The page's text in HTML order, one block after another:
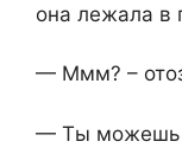
она лежала в
— Ммм? –
— Ты можешь